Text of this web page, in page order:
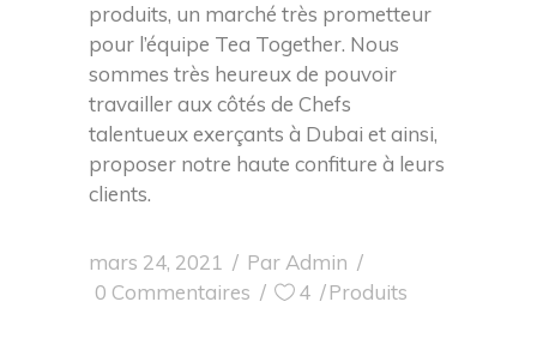
produits, un marché très prometteur
pour l’équipe Tea Together. Nous
sommes très heureux de pouvoir
travailler aux côtés de Chefs
talentueux exerçants à Dubai et ainsi,
proposer notre haute confiture à leurs
clients.
mars 24, 2021 Par Admin
0 Commentaires
4 Produits